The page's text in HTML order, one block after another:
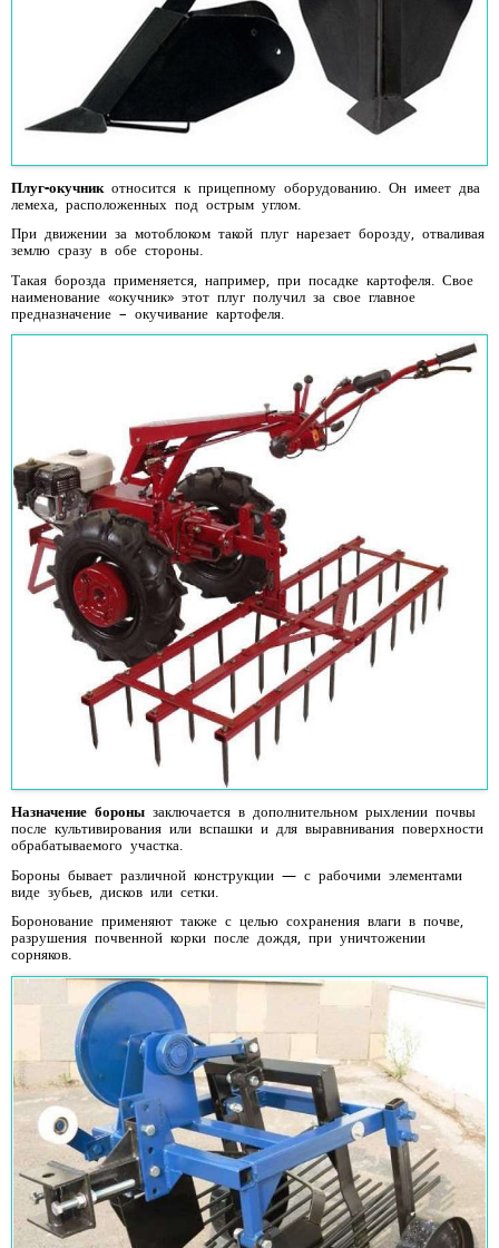
Плуг-окучникотносится к прицепному оборудованию. Он имеет два
лемеха, расположенных под острым углом.
При движении за мотоблоком такой плуг нарезает борозду, отваливая
землю сразу в обе стороны.
Такая борозда применяется, например, при посадке картофеля. Свое
наименование «окучник» этот плуг получил за свое главное
предназначение – окучивание картофеля.
Назначение бороны заключается в дополнительном рыхлении почвы
после культивирования или вспашки и для выравнивания поверхности
обрабатываемого участка.
Бороны бывает различной конструкции — с рабочими элементами
виде зубьев, дисков или сетки.
Боронование применяют также с целью сохранения влаги в почве,
разрушения почвенной корки после дождя, при уничтожении
сорняков.